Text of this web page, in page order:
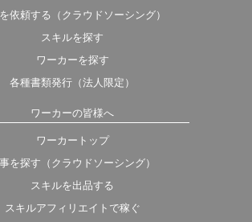
依頼する（クラウドソーシング）
スキルを探す
ワーカーを探す
各種書類発行（法人限定）
ワーカーの皆様へ
ワーカートップ
を探す（クラウドソーシング）
スキルを出品する
スキルアフィリエイトで稼ぐ